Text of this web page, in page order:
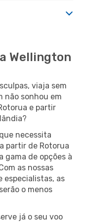
Wellington
viaja sem
não sonhou em
e partir
necessita
partir de Rotorua
gama de opções à
as nossas
especialistas, as
o menos
já o seu voo